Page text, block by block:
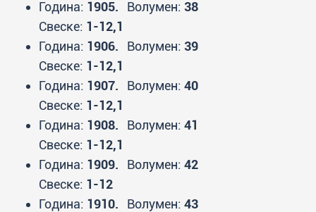
Година: 1905. Волумен: 38
Свеске: 1-12,1
Година: 1906. Волумен: 39
Свеске: 1-12,1
Година: 1907. Волумен: 40
Свеске: 1-12,1
Година: 1908. Волумен: 41
Свеске: 1-12,1
Година: 1909. Волумен: 42
Свеске: 1-12
Година: 1910. Волумен: 43